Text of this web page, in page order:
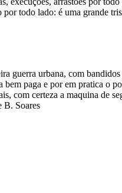
por todo lado: é uma grande
guerra urbana, com
paga e por em pratica o
com certeza a maquina de
B. Soares